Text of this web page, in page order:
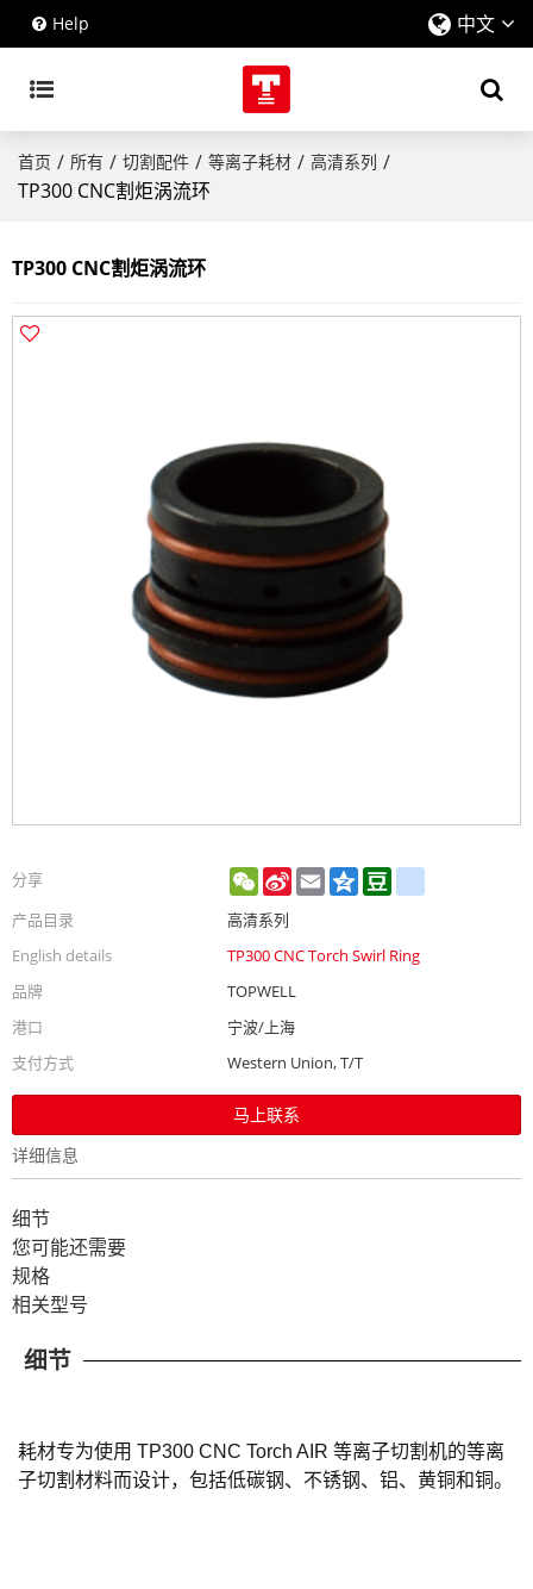
Help 中文
首页 / 所有 / 切割配件 / 等离子耗材 / 高清系列 /
TP300 CNC割炬涡流环
TP300 CNC割炬涡流环
分享 WeChat
Sina
Weibo
EmailQzone
产品目录
高清系列
English details
TP300 CNC Torch Swirl Ring
品牌
TOPWELL
港口
宁波/上海
支付方式
Western Union, T/T
马上联系
详细信息
细节
您可能还需要
规格
相关型号
细节
耗材专为使用 TP300 CNC Torch AIR 等离子切割机的等离
子切割材料而设计，包括低碳钢、不锈钢、铝、黄铜和铜。